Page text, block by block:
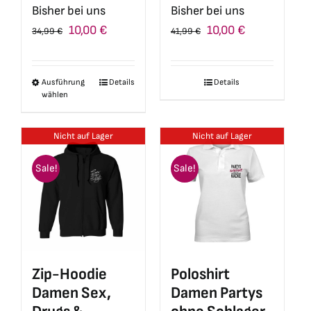
Bisher bei uns
34,99€ Ursprünglicher
34,99 €
10,00 €Aktueller
10,00 €.
Ausführung
wählen
Dieses
mehrere
Varianten
auf.
Optionen
können
der
Produktseite
Details
Bisher bei uns
41,99€ Ursprünglicher
41,99 €
10,00 €Aktueller
Details
Nicht auf Lager
Sale!
Zip-Hoodie
Damen Sex,
Nicht auf Lager
Sale!
Poloshirt
Damen Partys